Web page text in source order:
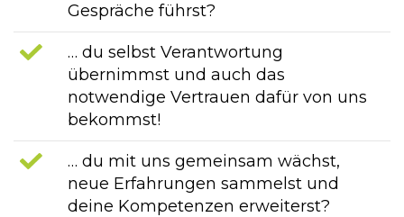
Gespräche führst?
… du selbst Verantwortung
übernimmst und auch das
notwendige Vertrauen dafür von uns
bekommst!
… du mit uns gemeinsam wächst,
neue Erfahrungen sammelst und
deine Kompetenzen erweiterst?